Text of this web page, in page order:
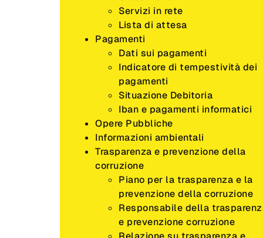
Servizi in rete
Lista di attesa
Pagamenti
Dati sui pagamenti
Indicatore di tempestività dei
pagamenti
Situazione Debitoria
Iban e pagamenti informatici
Opere Pubbliche
Informazioni ambientali
Trasparenza e prevenzione della
corruzione
Piano per la trasparenza e la
prevenzione della corruzione
Responsabile della
e prevenzione corruzione